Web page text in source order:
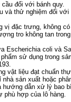
đối với bánh quy.
thử nghiệm đối
đặc trưng, không
tro không tan
Escherichia coli và
sử dụng trong
vật liệu đạt chuẩn
sản xuất hoặc
dẫn xử lý
phù hợp của lô hàng.